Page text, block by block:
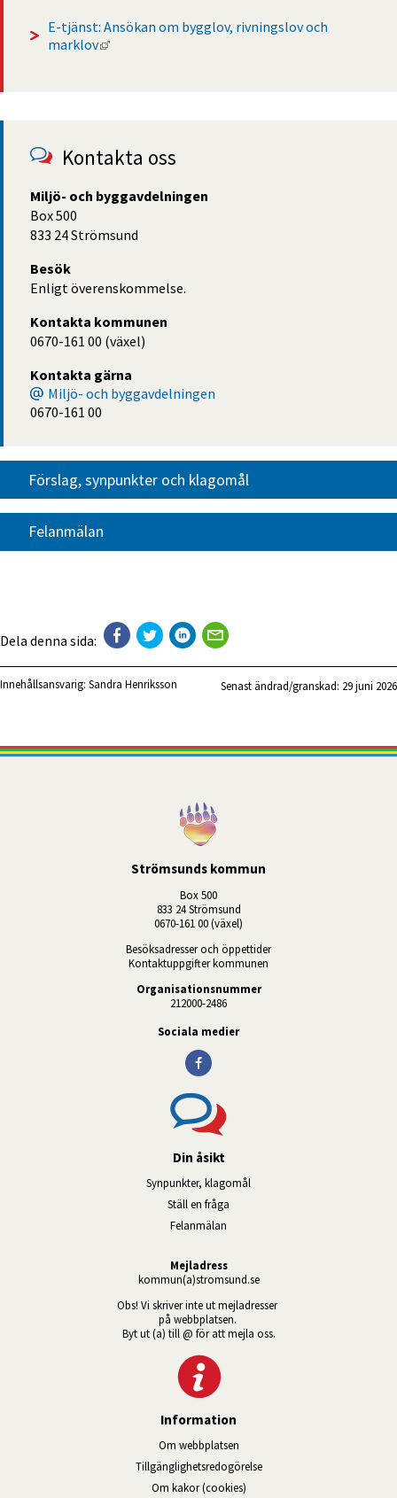
E-tjänst: Ansökan om bygglov, rivningslov och
marklov Länk till annan webbplats, öppnas i nytt
Kontakta oss
Miljö- och byggavdelningen
Box 500
833 24 Strömsund
Besök
Enligt överenskommelse.
Kontakta kommunen
0670-161 00 (växel)
Kontakta gärna
Miljö- och byggavdelningen
0670-161 00
Förslag, synpunkter och klagomål
Felanmälan
Dela denna sida:
Innehållsansvarig: Sandra Henriksson Senast ändrad/granskad: 29 juni 2026
Strömsunds kommun
Box 500
833 24 Strömsund
0670-161 00 (växel)
Besöksadresser och öppettider
Kontaktuppgifter kommunen
Organisationsnummer
212000-2486
Sociala medier
Din åsikt
Synpunkter, klagomål
Ställ en fråga
Felanmälan
Mejladress
kommun(a)stromsund.se
Obs! Vi skriver inte ut mejladresser
på webbplatsen.
Byt ut (a) till @ för att mejla oss.
Information
Om webbplatsen
Tillgänglig­hets­redo­görelse
Om kakor (cookies)